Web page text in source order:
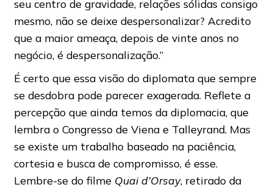
seu centro de gravidade, relações sólidas consigo
mesmo, não se deixe despersonalizar? Acredito
que a maior ameaça, depois de vinte anos no
negócio, é despersonalização.”
É certo que essa visão do diplomata que sempre
se desdobra pode parecer exagerada. Reflete a
percepção que ainda temos da diplomacia, que
lembra o Congresso de Viena e Talleyrand. Mas
se existe um trabalho baseado na paciência,
cortesia e busca de compromisso, é esse.
Lembre-se do filme Quai d’Orsay, retirado da